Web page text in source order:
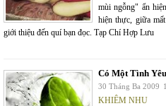
mùi ngỗng" ẩn
hiện thực, giữa
giới thiệu đến quí bạn đọc. Tạp Chí Hợp Lưu
Có Một Tình Yêu
30 Tháng Ba 2009
KHIÊM NHU